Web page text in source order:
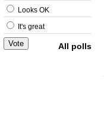
Looks OK
It's great
All polls